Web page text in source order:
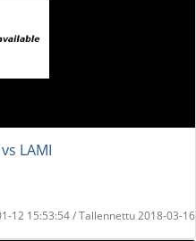
LAMI
12 15:53:54 / Tallennettu 2018-03-16